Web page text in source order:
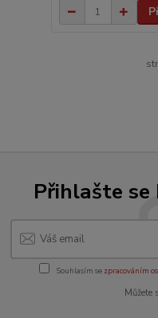
Přihlašte se
Souhlasím se zpracováním
Můžete